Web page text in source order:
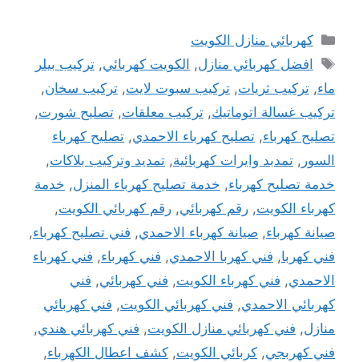
التصنيفات
كهربائي منازل الكويت
الوسوم
افضل كهربائي منازل, الكويت كهربائي,تركيب بيلر
ماء, تركيب ثريات, تركيب سبوت لايت, تركيب سخان,
تركيب غسالة اتوماتيك, تركيب معلقات, تصليح شورت,
تصليح كهرباء, تصليح كهرباء الاحمدي, تصليح كهرباء
السور , تمدبد وايرات كهربائية, تمديد وتركيب بلاكات,
خدمة تصليح كهرباء, خدمة تصليح كهرباء المنزل, خدمة
كهرباء الكويت, رقم كهربائي, رقم كهربائي الكويت,
صيانة كهرباء, صيانة كهرباء الاحمدي, فني تصليح كهرباء,
فني كهربا, فني كهربا الاحمدي, فني كهرباء, فني كهرباء
الاحمدي, فني كهرباء الكويت, فني كهربائي, فني
كهربائي الاحمدي, فني كهربائي الكويت, فني كهربائي
منازل, فني كهربائي منازل الكويت, فني كهربائي هندي,
فني كهربجي, كربائي الكويت, كشف اعطال الكهرباء,